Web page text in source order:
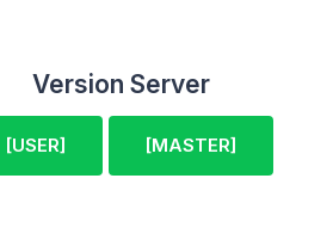
Version Server
[USER] [MASTER]